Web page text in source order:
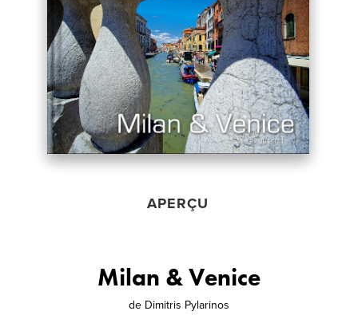
APERÇU
Milan & Venice
de Dimitris Pylarinos